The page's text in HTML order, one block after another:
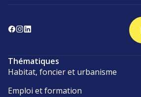
Thématiques
Habitat, foncier et urbanisme
Emploi et formation